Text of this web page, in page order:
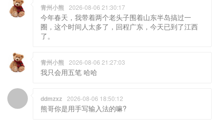
青州小熊 2026-08-06 21:30:17
今年春天，我带着两个老头子围着山东半岛搞过一
圈，这个时间人太多了，回程广东，今天已到了江西
了。
青州小熊 2026-08-06 21:27:03
我只会用五笔 哈哈
ddmzxz 2026-08-06 18:50:12
熊哥你是用手写输入法的嘛?